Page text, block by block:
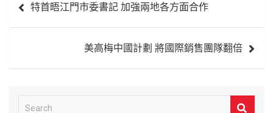
章 特首晤江門市委書記 加強兩地各方面合作
美高梅中國計劃 將國際銷售團隊翻倍